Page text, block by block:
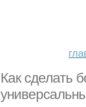
Как сделать